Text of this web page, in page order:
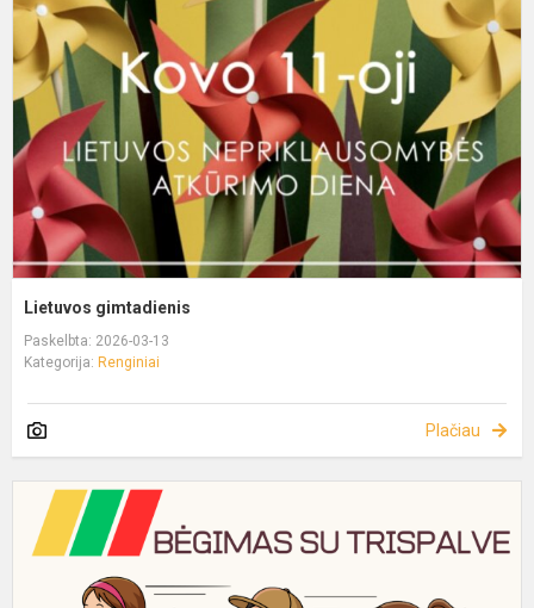
Lietuvos gimtadienis
Paskelbta: 2026-03-13
Kategorija: Renginiai
Plačiau